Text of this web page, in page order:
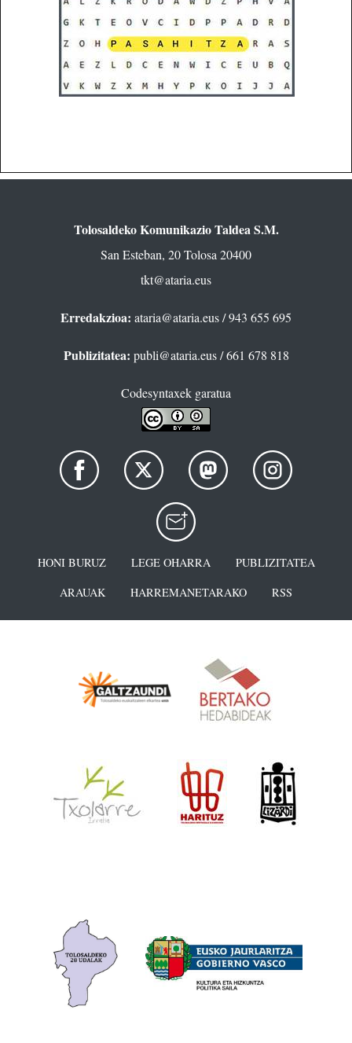
Tolosaldeko Komunikazio Taldea S.M.
San Esteban, 20 Tolosa 20400
tkt@ataria.eus
Erredakzioa: ataria@ataria.eus/ 943 655 695
Publizitatea: publi@ataria.eus/ 661 678 818
Codesyntaxek garatua
HONI BURUZ LEGE OHARRA
PUBLIZITATEA
ARAUAK
HARREMANETARAKO RSS